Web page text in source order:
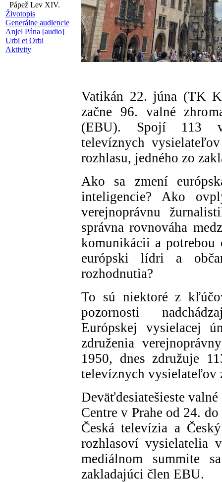
Pápež Lev XIV.
Životopis
Generálne audiencie
Anjel Pána [audio]
Urbi et Orbi
Aktivity
Vatikán 22. júna (TK
začne 96. valné
(EBU). Spojí 113
televíznych
rozhlasu, jedného zo
Ako sa zmení
inteligencie? Ako
verejnoprávnu
správna rovnováha
komunikácii a potrebou
európski lídri a
rozhodnutia?
To sú niektoré z
pozornosti
Európskej vysielacej
združenia
1950, dnes združuje
televíznych vysielateľov
Deväťdesiatešieste
Centre v Prahe od 24.
Česká televízia a
rozhlasoví vysielatelia
mediálnom summite
zakladajúci člen EBU.